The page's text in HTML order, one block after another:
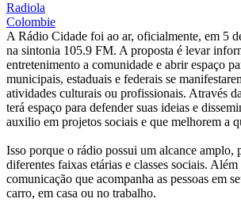
Radiola
Colombie
A Rádio Cidade foi ao ar, oficialmente, em 5
na sintonia 105.9 FM. A proposta é levar
entretenimento a comunidade e abrir espaço
municipais, estaduais e federais se
atividades culturais ou profissionais. Através
terá espaço para defender suas ideias e
auxilio em projetos sociais e que melhorem a
Isso porque o rádio possui um alcance amplo,
diferentes faixas etárias e classes sociais.
comunicação que acompanha as pessoas em
carro, em casa ou no trabalho.